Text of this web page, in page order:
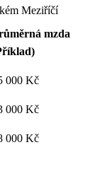
Meziříčí
mzda
000 Kč
000 Kč
000 Kč